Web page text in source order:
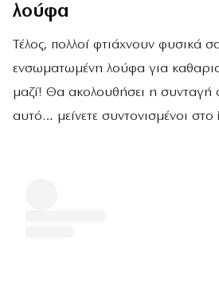
λούφα
Τέλος, πολλοί φτιάχνουν φυσικά
ενσωματωμένη λούφα για
μαζί! Θα ακολουθήσει η συνταγή
αυτό… μείνετε συντονισμένοι στο